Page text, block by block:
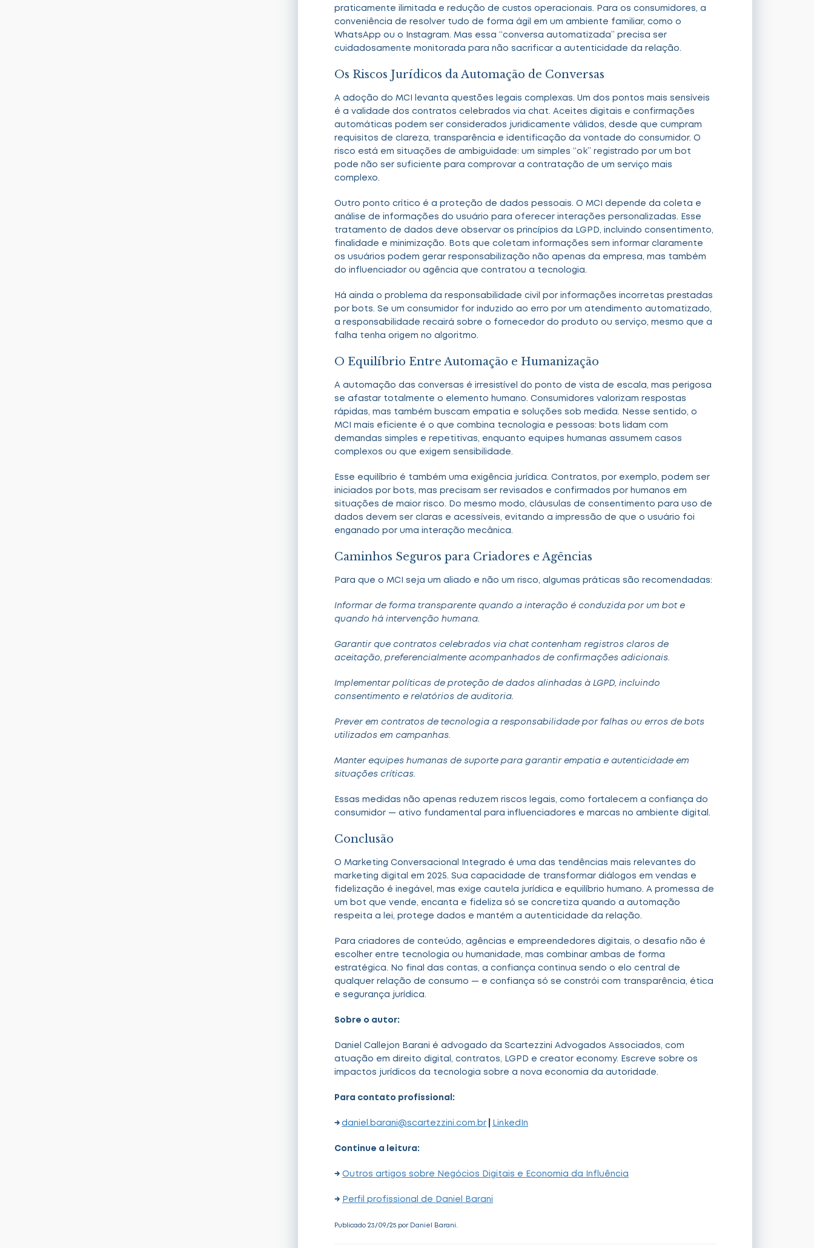
praticamente ilimitada e redução de custos operacionais. Para os consumidores, a
conveniência de resolver tudo de forma ágil em um ambiente familiar, como o
WhatsApp ou o Instagram. Mas essa “conversa automatizada” precisa ser
cuidadosamente monitorada para não sacrificar a autenticidade da relação.
Os Riscos Jurídicos da Automação de Conversas
A adoção do MCI levanta questões legais complexas. Um dos pontos mais sensíveis
é a validade dos contratos celebrados via chat. Aceites digitais e confirmações
automáticas podem ser considerados juridicamente válidos, desde que cumpram
requisitos de clareza, transparência e identificação da vontade do consumidor. O
risco está em situações de ambiguidade: um simples “ok” registrado por um bot
pode não ser suficiente para comprovar a contratação de um serviço mais
complexo.
Outro ponto crítico é a proteção de dados pessoais. O MCI depende da coleta e
análise de informações do usuário para oferecer interações personalizadas. Esse
tratamento de dados deve observar os princípios da LGPD, incluindo consentimento,
finalidade e minimização. Bots que coletam informações sem informar claramente
os usuários podem gerar responsabilização não apenas da empresa, mas também
do influenciador ou agência que contratou a tecnologia.
Há ainda o problema da responsabilidade civil por informações incorretas prestadas
por bots. Se um consumidor for induzido ao erro por um atendimento automatizado,
a responsabilidade recairá sobre o fornecedor do produto ou serviço, mesmo que a
falha tenha origem no algoritmo.
O Equilíbrio Entre Automação e Humanização
A automação das conversas é irresistível do ponto de vista de escala, mas perigosa
se afastar totalmente o elemento humano. Consumidores valorizam respostas
rápidas, mas também buscam empatia e soluções sob medida. Nesse sentido, o
MCI mais eficiente é o que combina tecnologia e pessoas: bots lidam com
demandas simples e repetitivas, enquanto equipes humanas assumem casos
complexos ou que exigem sensibilidade.
Esse equilíbrio é também uma exigência jurídica. Contratos, por exemplo, podem ser
iniciados por bots, mas precisam ser revisados e confirmados por humanos em
situações de maior risco. Do mesmo modo, cláusulas de consentimento para uso de
dados devem ser claras e acessíveis, evitando a impressão de que o usuário foi
enganado por uma interação mecânica.
Caminhos Seguros para Criadores e Agências
Para que o MCI seja um aliado e não um risco, algumas práticas são recomendadas:
Informar de forma transparente quando a interação é conduzida por um bot e
quando há intervenção humana.
Garantir que contratos celebrados via chat contenham registros claros de
aceitação, preferencialmente acompanhados de confirmações adicionais.
Implementar políticas de proteção de dados alinhadas à LGPD, incluindo
consentimento e relatórios de auditoria.
Prever em contratos de tecnologia a responsabilidade por falhas ou erros de bots
utilizados em campanhas.
Manter equipes humanas de suporte para garantir empatia e autenticidade em
situações críticas.
Essas medidas não apenas reduzem riscos legais, como fortalecem a confiança do
consumidor — ativo fundamental para influenciadores e marcas no ambiente digital.
Conclusão
O Marketing Conversacional Integrado é uma das tendências mais relevantes do
marketing digital em 2025. Sua capacidade de transformar diálogos em vendas e
fidelização é inegável, mas exige cautela jurídica e equilíbrio humano. A promessa de
um bot que vende, encanta e fideliza só se concretiza quando a automação
respeita a lei, protege dados e mantém a autenticidade da relação.
Para criadores de conteúdo, agências e empreendedores digitais, o desafio não é
escolher entre tecnologia ou humanidade, mas combinar ambas de forma
estratégica. No final das contas, a confiança continua sendo o elo central de
qualquer relação de consumo — e confiança só se constrói com transparência, ética
e segurança jurídica.
Sobre o autor:
Daniel Callejon Barani é advogado da Scartezzini Advogados Associados, com
atuação em direito digital, contratos, LGPD e creator economy. Escreve sobre os
impactos jurídicos da tecnologia sobre a nova economia da autoridade.
Para contato profissional:
→ daniel.barani@scartezzini.com.br LinkedIn
Continue a leitura:
→ Outros artigos sobre Negócios Digitais e Economia da Influência
→ Perfil profissional de Daniel Barani
Publicado 23/09/25 por Daniel Barani.